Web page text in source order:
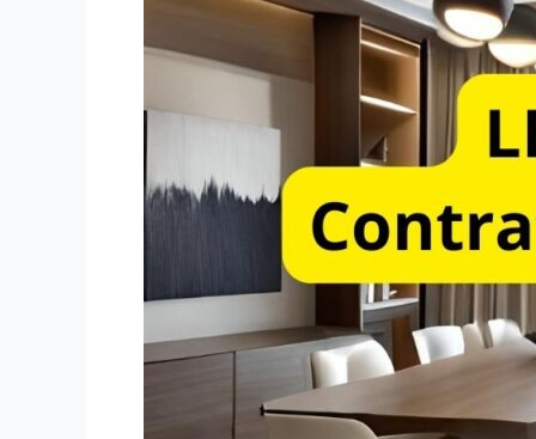
SENTENCIA
SOBRE
ENORME
EN
COMPRAVENTA